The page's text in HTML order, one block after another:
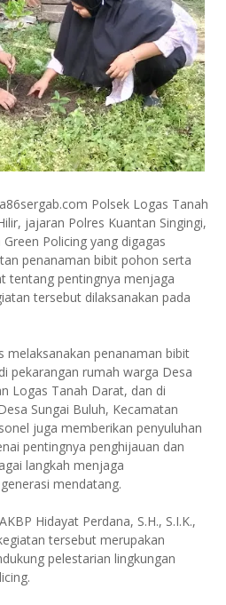
Polsek Logas Tanah
jajaran Polres Kuantan Singingi,
Policing yang digagas
penanaman bibit pohon serta
tentang pentingnya menjaga
tersebut dilaksanakan pada
melaksanakan penanaman bibit
pekarangan rumah warga Desa
Logas Tanah Darat, dan di
Sungai Buluh, Kecamatan
juga memberikan penyuluhan
pentingnya penghijauan dan
langkah menjaga
mendatang.
Hidayat Perdana, S.H., S.I.K.,
tersebut merupakan
pelestarian lingkungan